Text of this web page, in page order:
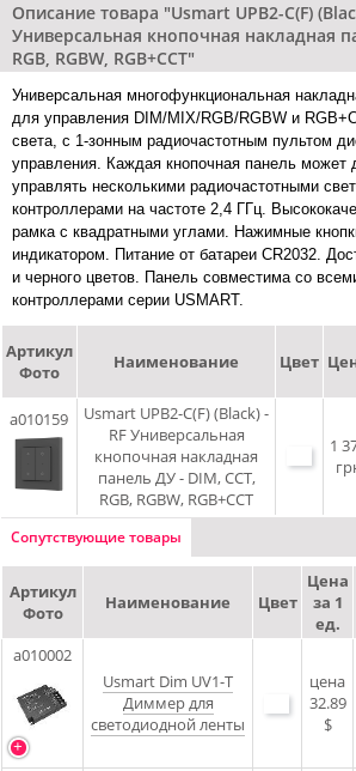
Описание товара "Usmart UPB2-C(F)
Универсальная кнопочная накладная
RGB, RGBW, RGB+CCT"
Универсальная многофункциональная
для управления DIM/MIX/RGB/RGBW и
света, с 1-зонным радиочастотным пультом
управления. Каждая кнопочная панель может
управлять несколькими радиочастотными
контроллерами на частоте 2,4 ГГц.
рамка с квадратными углами. Нажимные
индикатором. Питание от батареи CR2032.
и черного цветов. Панель совместима со
контроллерами серии USMART.
Артикул
Фото
Наименование Цвет
a010159
Usmart UPB2-C(F) (Black) -
RF Универсальная
кнопочная накладная
панель ДУ - DIM, CCT,
RGB, RGBW, RGB+CCT
1
Сопутствующие товары
Артикул
Фото
Наименование Цвет
Цена
за 1
ед.
a010002
Usmart Dim UV1-T
Диммер для
светодиодной ленты
цена
32.89
$